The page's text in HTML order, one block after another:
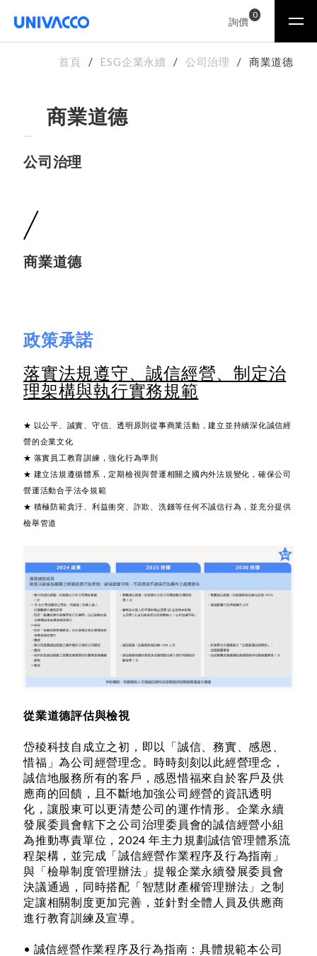
詢價
0
首頁 ESG企業永續 公司治理 商業道德
商業道德
公司治理
商業道德
政策承諾
落實法規遵守、誠信經營、制定治
理架構與執行實務規範
★ 以公平、誠實、守信、透明原則從事商業活動，建立並持續深化誠信經
營的企業文化
★ 落實員工教育訓練，強化行為準則
★ 建立法規遵循體系，定期檢視與營運相關之國內外法規變化，確保公司
營運活動合乎法令規範
★ 積極防範貪汙、利益衝突、詐欺、洗錢等任何不誠信行為，並充分提供
檢舉管道
從業道德評估與檢視
岱稜科技自成立之初，即以「誠信、務實、感恩、
惜福」為公司經營理念。時時刻刻以此經營理念，
誠信地服務所有的客戶，感恩惜福來自於客戶及供
應商的回饋，且不斷地加強公司經營的資訊透明
化，讓股東可以更清楚公司的運作情形。企業永續
發展委員會轄下之公司治理委員會的誠信經營小組
為推動專責單位，2024 年主力規劃誠信管理體系流
程架構，並完成「誠信經營作業程序及行為指南」
與「檢舉制度管理辦法」提報企業永續發展委員會
決議通過，同時搭配「智慧財產權管理辦法」之制
定讓相關制度更加完善，並針對全體人員及供應商
進行教育訓練及宣導。
• 誠信經營作業程序及行為指南：具體規範本公司